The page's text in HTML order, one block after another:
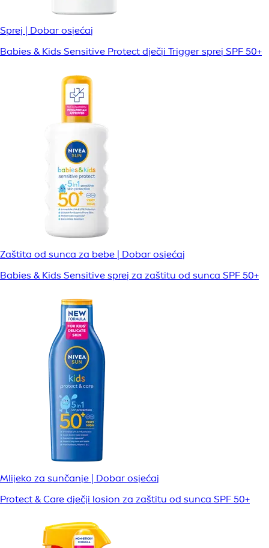
Sprej | Dobar osjećaj
Babies & Kids Sensitive Protect dječji Trigger sprej SPF 50+
Zaštita od sunca za bebe | Dobar osjećaj
Babies & Kids Sensitive sprej za zaštitu od sunca SPF 50+
Mlijeko za sunčanje | Dobar osjećaj
Protect & Care dječji losion za zaštitu od sunca SPF 50+